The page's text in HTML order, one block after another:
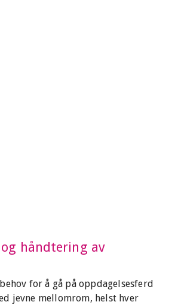
håndtering av
for å gå på oppdagelsesferd
jevne mellomrom, helst hver